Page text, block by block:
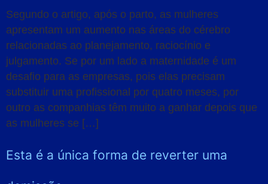
Segundo o artigo, após o parto, as mulheres
apresentam um aumento nas áreas do cérebro
relacionadas ao planejamento, raciocínio e
julgamento. Se por um lado a maternidade é um
desafio para as empresas, pois elas precisam
substituir uma profissional por quatro meses, por
outro as companhias têm muito a ganhar depois que
as mulheres se […]
Esta é a única forma de reverter uma